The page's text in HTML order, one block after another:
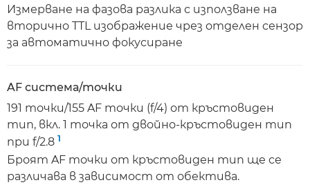
Измерване на фазова разлика с използване на
вторично TTL изображение чрез отделен сензор
за автоматично фокусиране
AF система/точки
191 точки/155 AF точки (f/4) от кръстовиден
тип, вкл. 1 точка от двойно-кръстовиден тип
при f/2.8 1
Броят AF точки от кръстовиден тип ще се
различава в зависимост от обектива.